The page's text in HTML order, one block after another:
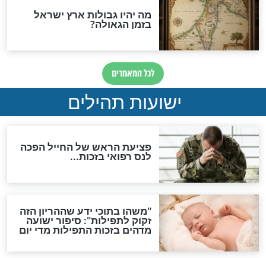
להמתקת הדינים וביטול
גזרות
סגולת ע"ב שמות הקודש
תפילה סגולית להמתקת
הדינים